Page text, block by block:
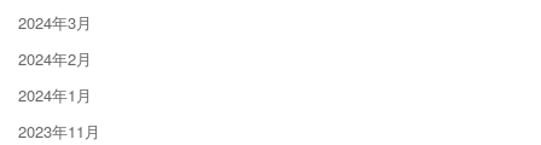
2024年3月
2024年2月
2024年1月
2023年11月